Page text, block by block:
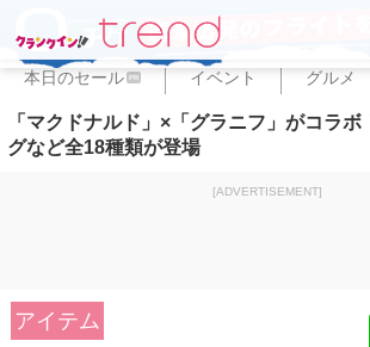
本日のセール PR イベント グルメ
「マクドナルド」×「グラニフ」がコラ
グなど全18種類が登場
[ADVERTISEMENT]
アイテム